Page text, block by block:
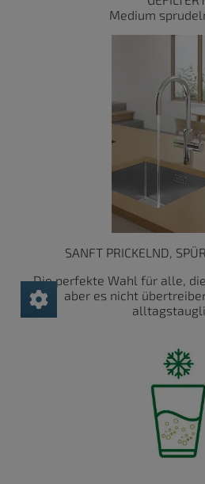
Medium
SANFT PRICKELND,
Die perfekte Wahl für alle,
aber es nicht